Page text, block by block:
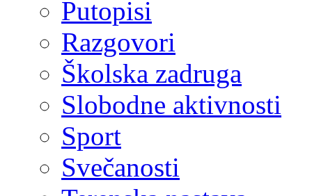
Putopisi
Razgovori
Školska zadruga
Slobodne aktivnosti
Sport
Svečanosti